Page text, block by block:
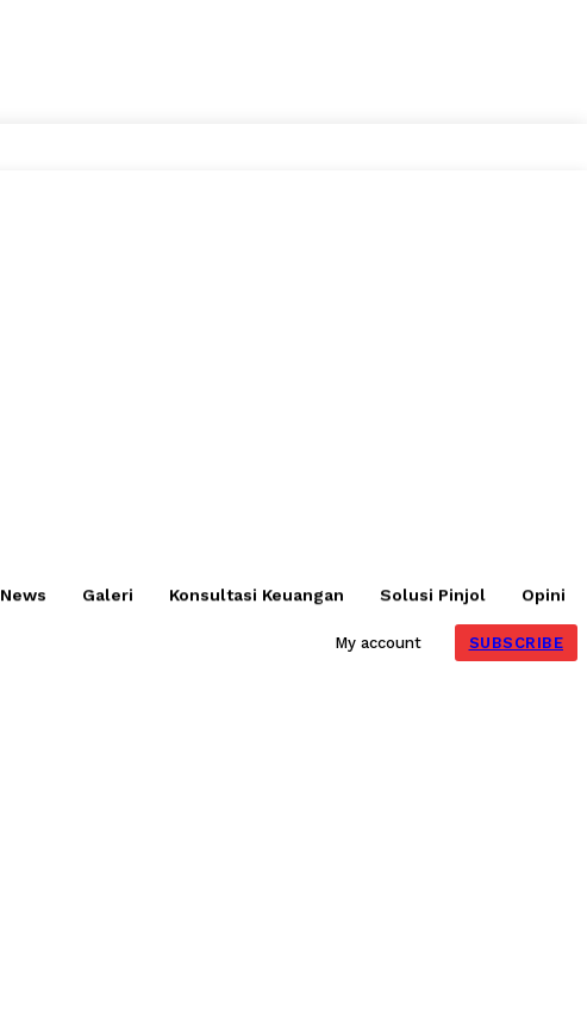
My account SUBSCRIBE
News Galeri Konsultasi Keuangan Solusi Pinjol Opini